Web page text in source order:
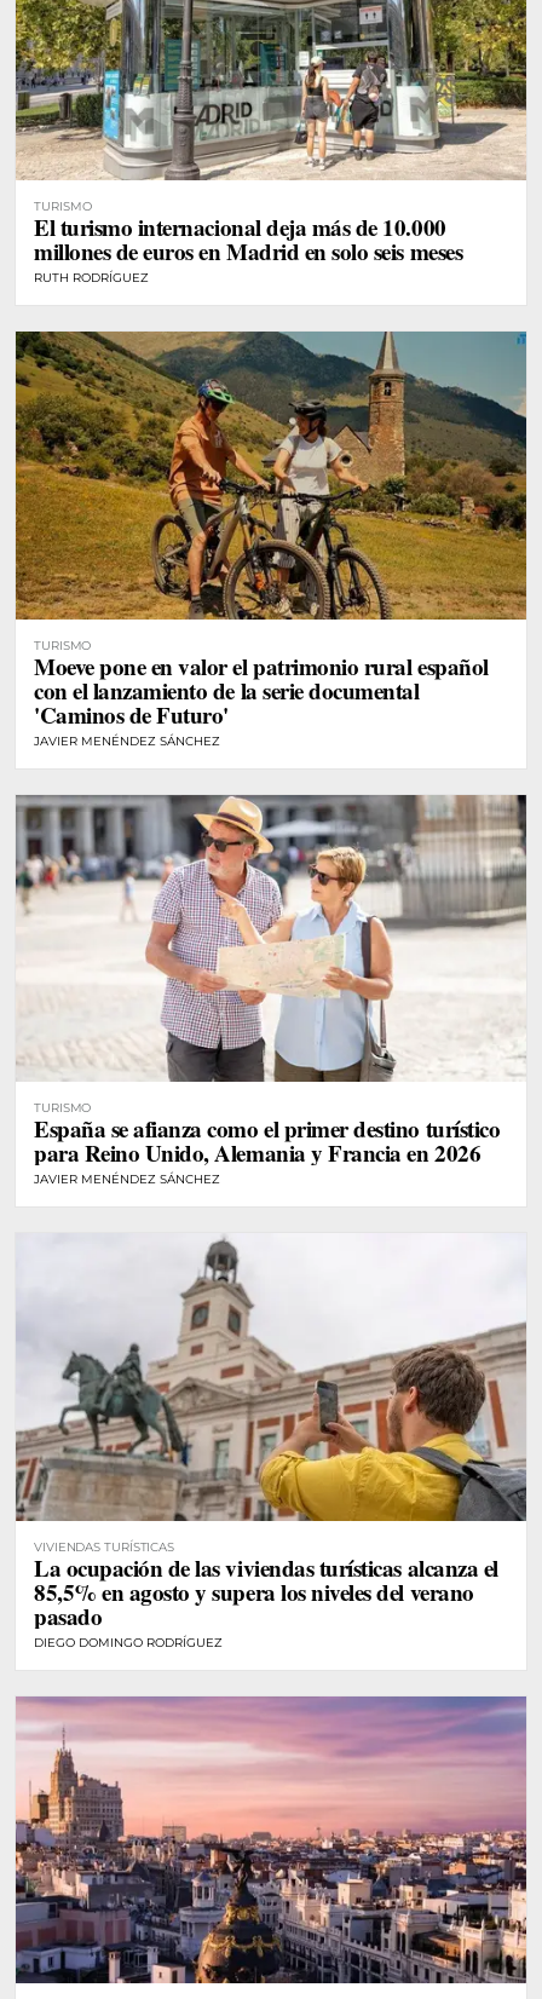
TURISMO
El turismo internacional deja más de 10.000
millones de euros en Madrid en solo seis meses
RUTH RODRÍGUEZ
TURISMO
Moeve pone en valor el patrimonio rural español
con el lanzamiento de la serie documental
'Caminos de Futuro'
JAVIER MENÉNDEZ SÁNCHEZ
TURISMO
España se afianza como el primer destino turístico
para Reino Unido, Alemania y Francia en 2026
JAVIER MENÉNDEZ SÁNCHEZ
VIVIENDAS TURÍSTICAS
La ocupación de las viviendas turísticas alcanza el
85,5% en agosto y supera los niveles del verano
pasado
DIEGO DOMINGO RODRÍGUEZ